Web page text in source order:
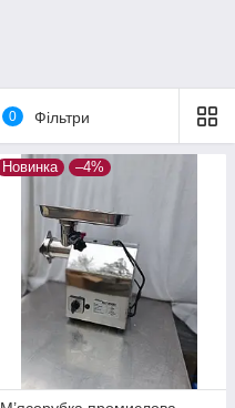
0 Фільтри
Новинка –4%